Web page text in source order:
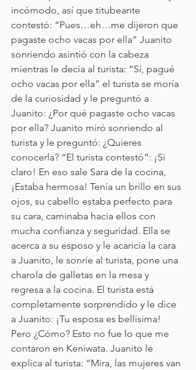
incómodo, así que titubeante
contestó: “Pues…eh…me dijeron que
pagaste ocho vacas por ella” Juanito
sonriendo asintió con la cabeza
mientras le decía al turista: “Sí, pagué
ocho vacas por ella” el turista se moría
de la curiosidad y le preguntó a
Juanito: ¿Por qué pagaste ocho vacas
por ella? Juanito miró sonriendo al
turista y le preguntó: ¿Quieres
conocerla? “El turista contestó”: ¡Si
claro! En eso sale Sara de la cocina,
¡Estaba hermosa! Tenía un brillo en sus
ojos, su cabello estaba perfecto para
su cara, caminaba hacia ellos con
mucha confianza y seguridad. Ella se
acerca a su esposo y le acaricia la cara
a Juanito, le sonríe al turista, pone una
charola de galletas en la mesa y
regresa a la cocina. El turista está
completamente sorprendido y le dice
a Juanito: ¡Tu esposa es bellísima!
Pero ¿Cómo? Esto no fue lo que me
contaron en Keniwata. Juanito le
explica al turista: “Mira, las mujeres van